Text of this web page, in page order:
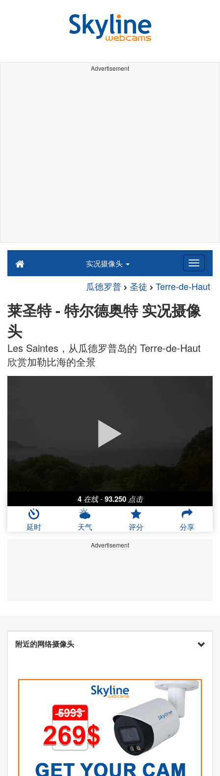
Advertisement
实况摄像头
瓜德罗普 圣徒 Terre-de-Haut
莱圣特 - 特尔德奥特 实况摄像
头
Les Saintes，从瓜德罗普岛的 Terre-de-Haut
欣赏加勒比海的全景
4 在线 - 93.250 点击
延时 天气 评分 分享
Advertisement
附近的网络摄像头